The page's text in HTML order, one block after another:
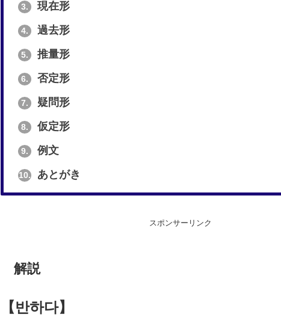
3. 現在形
4. 過去形
5. 推量形
6. 否定形
7. 疑問形
8. 仮定形
9. 例文
10. あとがき
スポンサーリンク
解説
【반하다】